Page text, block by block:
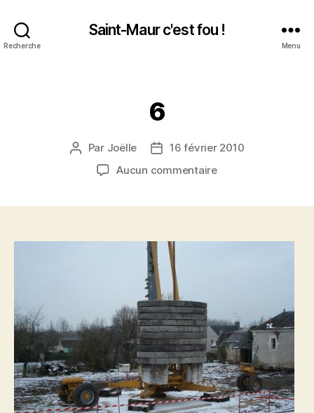
Recherche
Saint-Maur c'est fou !
Menu
6
Auteur
l’article
Par Joëlle
Date16 février 2010
Aucun commentairesur